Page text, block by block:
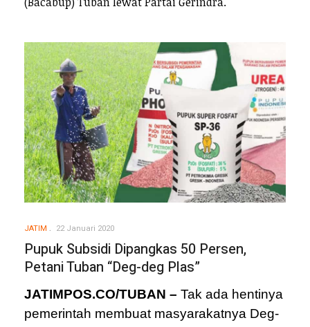
JATIM 22 Januari 2020
Pupuk Subsidi Dipangkas 50 Persen,
Petani Tuban “Deg-deg Plas”
JATIMPOS.CO/TUBAN – Tak ada hentinya
pemerintah membuat masyarakatnya Deg-